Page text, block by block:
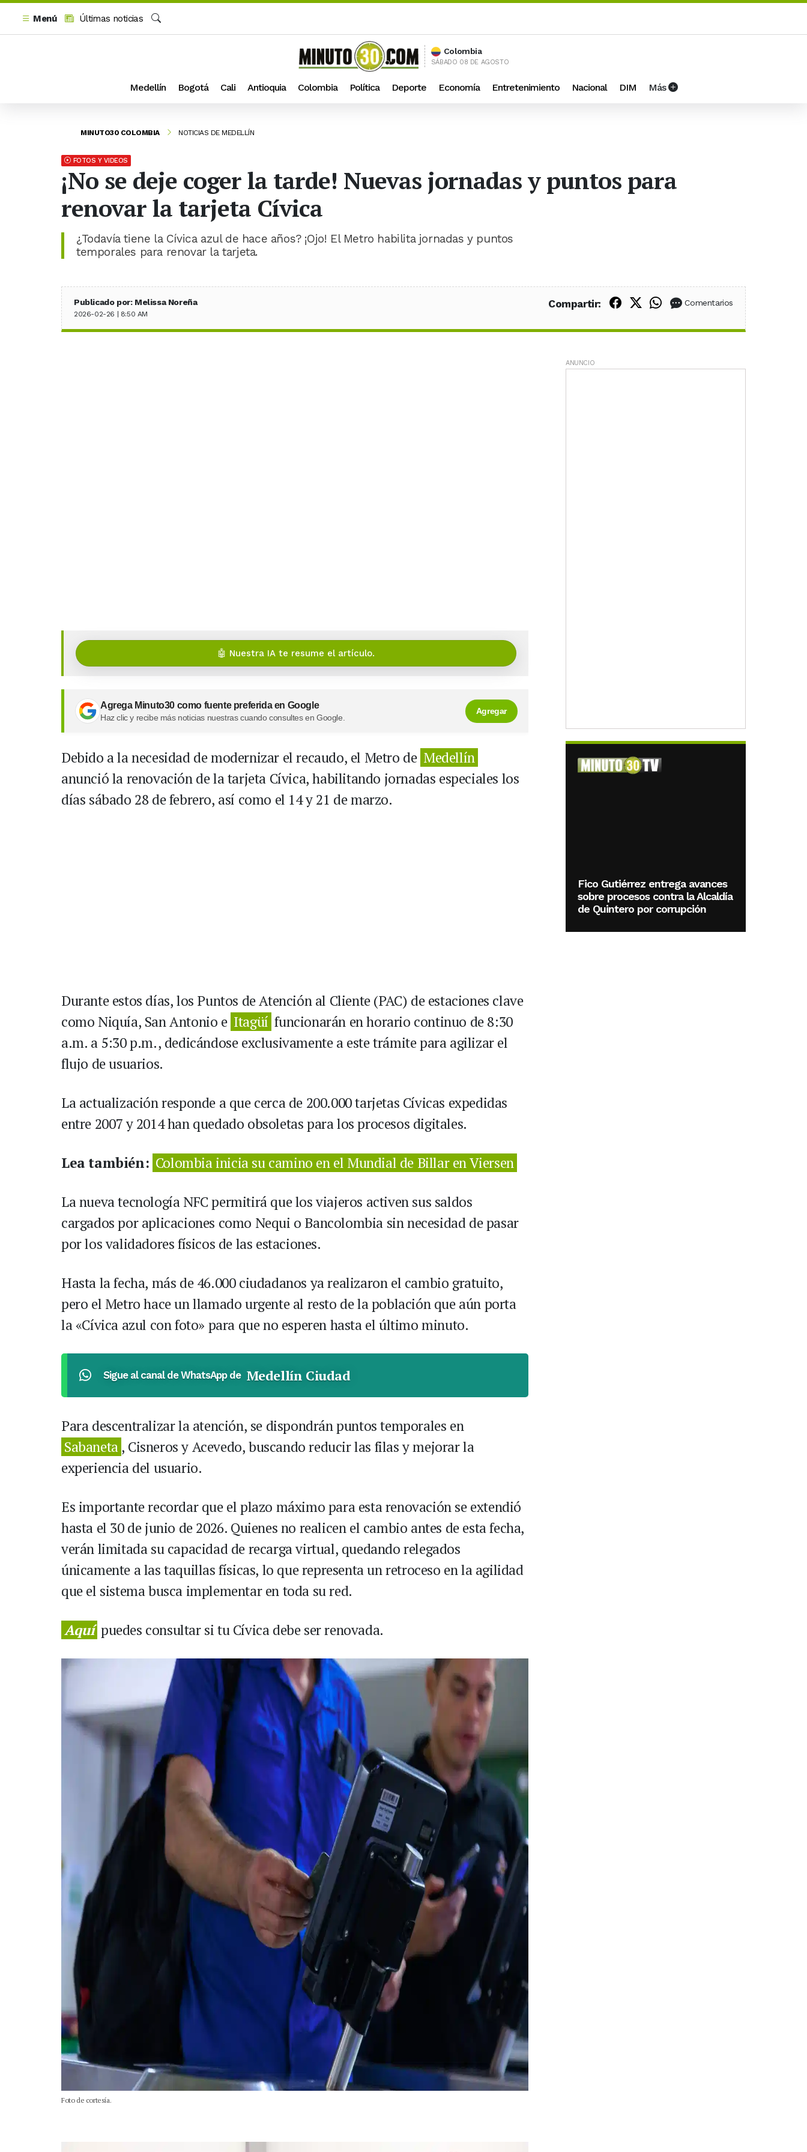
Menú
Últimas noticias
Buscar
Colombia
SÁBADO 08 DE AGOSTO
Medellín Bogotá Cali Antioquia Colombia Política Deporte Economía Entretenimiento Nacional DIM Más
MINUTO30 COLOMBIA NOTICIAS DE MEDELLÍN
FOTOS Y VIDEOS
¡No se deje coger la tarde! Nuevas jornadas y puntos para
renovar la tarjeta Cívica
¿Todavía tiene la Cívica azul de hace años? ¡Ojo! El Metro habilita jornadas y puntos
temporales para renovar la tarjeta.
Publicado por: Melissa Noreña
2026-02-26 | 8:50 AM
Compartir: Compartir en Facebook
Compartir en X (Twitter)
Compartir en WhatsApp
Comentarios
🤖 Nuestra IA te resume el artículo.
Agrega Minuto30 como fuente preferida en Google
Haz clic y recibe más noticias nuestras cuando consultes en Google.
Agregar
Debido a la necesidad de modernizar el recaudo, el Metro de Medellín
anunció la renovación de la tarjeta Cívica, habilitando jornadas especiales los
días sábado 28 de febrero, así como el 14 y 21 de marzo.
Durante estos días, los Puntos de Atención al Cliente (PAC) de estaciones clave
como Niquía, San Antonio e Itagüí funcionarán en horario continuo de 8:30
a.m. a 5:30 p.m., dedicándose exclusivamente a este trámite para agilizar el
flujo de usuarios.
La actualización responde a que cerca de 200.000 tarjetas Cívicas expedidas
entre 2007 y 2014 han quedado obsoletas para los procesos digitales.
Lea también: Colombia inicia su camino en el Mundial de Billar en Viersen
La nueva tecnología NFC permitirá que los viajeros activen sus saldos
cargados por aplicaciones como Nequi o Bancolombia sin necesidad de pasar
por los validadores físicos de las estaciones.
Hasta la fecha, más de 46.000 ciudadanos ya realizaron el cambio gratuito,
pero el Metro hace un llamado urgente al resto de la población que aún porta
la «Cívica azul con foto» para que no esperen hasta el último minuto.
Sigue al canal de WhatsApp de Medellín Ciudad
Para descentralizar la atención, se dispondrán puntos temporales en
Sabaneta, Cisneros y Acevedo, buscando reducir las filas y mejorar la
experiencia del usuario.
Es importante recordar que el plazo máximo para esta renovación se extendió
hasta el 30 de junio de 2026. Quienes no realicen el cambio antes de esta fecha,
verán limitada su capacidad de recarga virtual, quedando relegados
únicamente a las taquillas físicas, lo que representa un retroceso en la agilidad
que el sistema busca implementar en toda su red.
Aquí puedes consultar si tu Cívica debe ser renovada.
Foto de cortesía.
ANUNCIO
Fico Gutiérrez entrega avances
sobre procesos contra la Alcaldía
de Quintero por corrupción